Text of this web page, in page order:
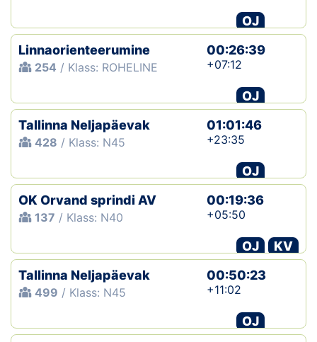
OJ
Linnaorienteerumine
254 / Klass: ROHELINE
00:26:39
+07:12
OJ
Tallinna Neljapäevak
428 / Klass: N45
01:01:46
+23:35
OJ
OK Orvand sprindi AV
137 / Klass: N40
00:19:36
+05:50
OJ
KV
Tallinna Neljapäevak
499 / Klass: N45
00:50:23
+11:02
OJ